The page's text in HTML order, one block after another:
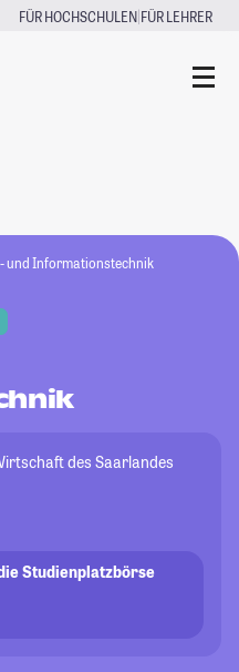
FÜR HOCHSCHULEN|FÜR LEHRER
und Informationstechnik
des Saarlandes
Studienplatzbörse